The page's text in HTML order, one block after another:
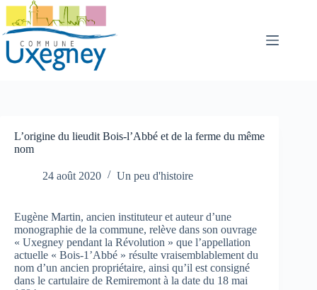
Passer
contenu
L’origine du lieudit Bois-l’Abbé et de la ferme du même
nom
24 août 2020 Un peu d'histoire
Eugène Martin, ancien instituteur et auteur d’une
monographie de la commune, relève dans son ouvrage
« Uxegney pendant la Révolution » que l’appellation
actuelle « Bois-1’Abbé » résulte vraisemblablement du
nom d’un ancien propriétaire, ainsi qu’il est consigné
dans le cartulaire de Remiremont à la date du 18 mai